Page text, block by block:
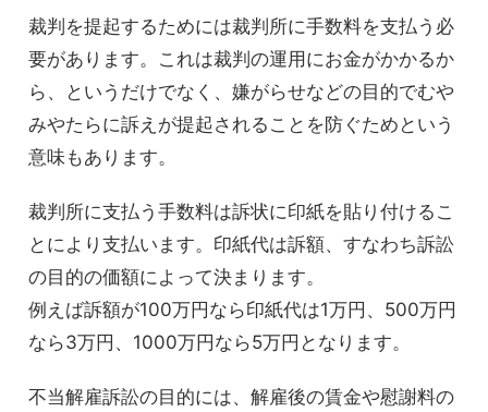
裁判を提起するためには裁判所に手数料を支払う必
要があります。これは裁判の運用にお金がかかるか
ら、というだけでなく、嫌がらせなどの目的でむや
みやたらに訴えが提起されることを防ぐためという
意味もあります。
裁判所に支払う手数料は訴状に印紙を貼り付けるこ
とにより支払います。印紙代は訴額、すなわち訴訟
の目的の価額によって決まります。
例えば訴額が100万円なら印紙代は1万円、500万円
なら3万円、1000万円なら5万円となります。
不当解雇訴訟の目的には、解雇後の賃金や慰謝料の